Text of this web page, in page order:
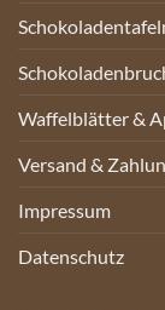
Waffelblätter &
Versand &
Impressum
Datenschutz